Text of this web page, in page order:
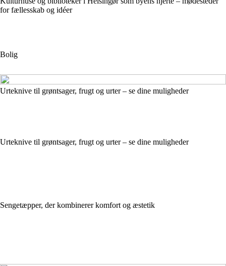
for fællesskab og idéer
Bolig
Urteknive til grøntsager, frugt og urter – se dine muligheder
Urteknive til grøntsager, frugt og urter – se dine muligheder
Sengetæpper, der kombinerer komfort og æstetik